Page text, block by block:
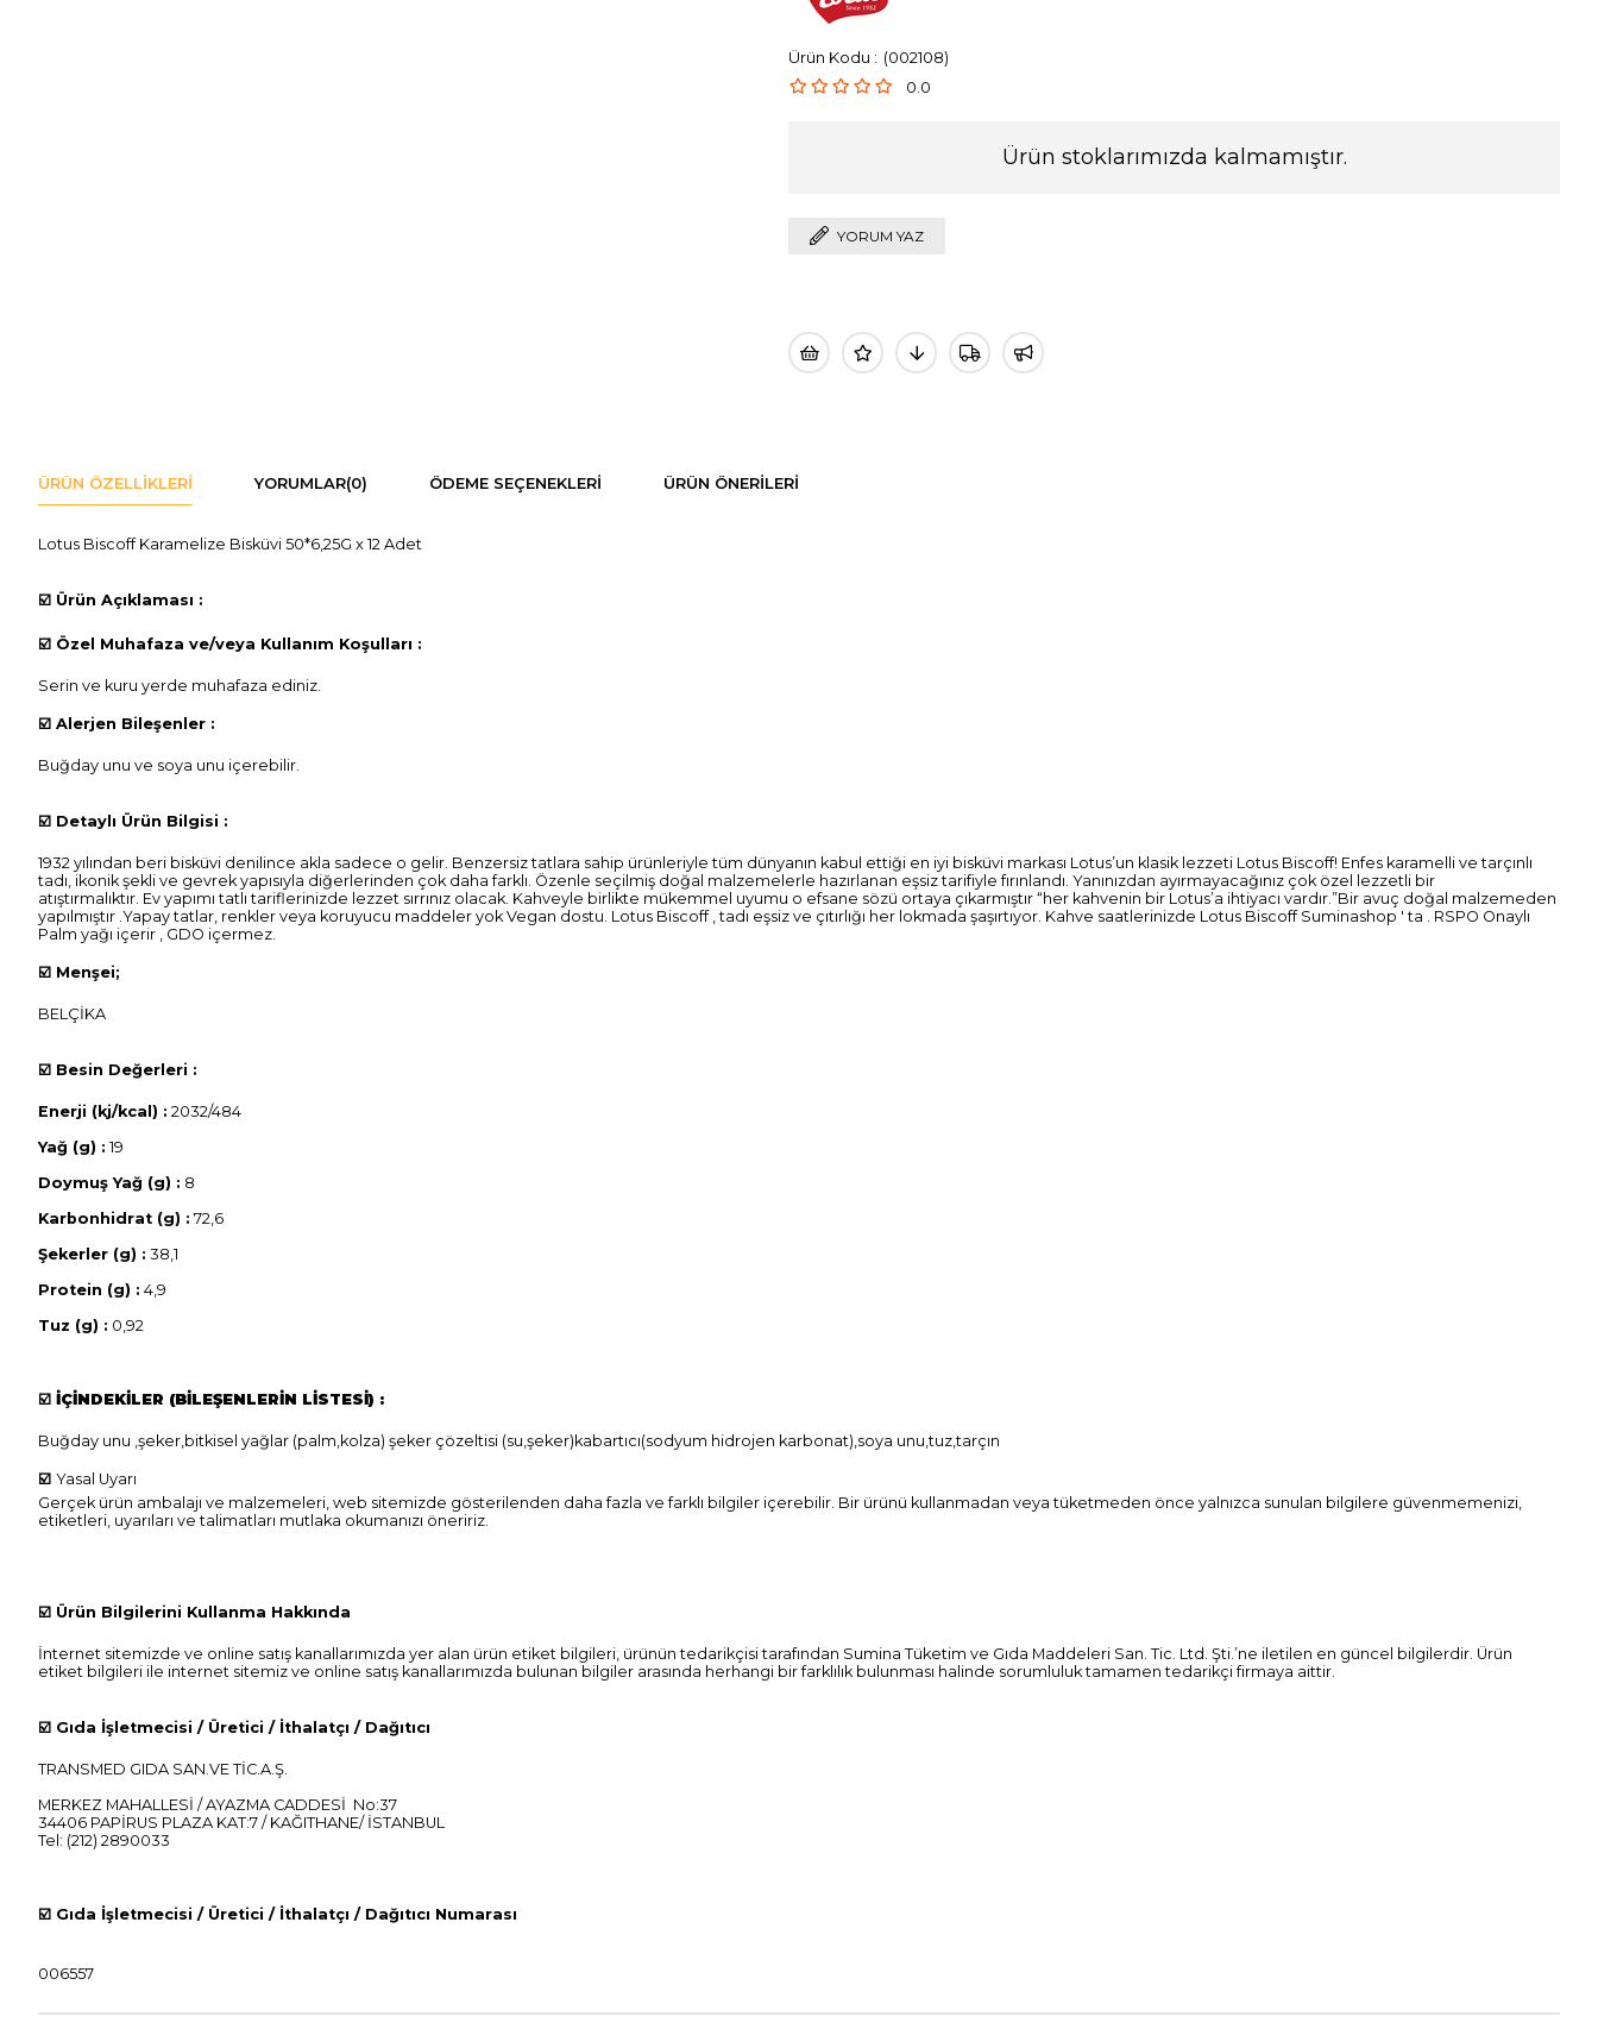
(002108)
0.0
Ürün stoklarımızda kalmamıştır.
YORUM YAZ
ÜRÜN ÖZELLIKLERI YORUMLAR(0) ÖDEME SEÇENEKLERI ÜRÜN ÖNERILERI
Lotus Biscoff Karamelize Bisküvi 50*6,25G x 12 Adet
☑️ Ürün Açıklaması :
☑️ Özel Muhafaza ve/veya Kullanım Koşulları :
Serin ve kuru yerde muhafaza ediniz.
☑️ Alerjen Bileşenler :
Buğday unu ve soya unu içerebilir.
☑️ Detaylı Ürün Bilgisi :
1932 yılından beri bisküvi denilince akla sadece o gelir. Benzersiz tatlara sahip ürünleriyle tüm dünyanın kabul ettiği en iyi bisküvi markası Lotus’un klasik lezzeti Lotus Biscoff! Enfes karamelli ve tarçınlı
tadı, ikonik şekli ve gevrek yapısıyla diğerlerinden çok daha farklı. Özenle seçilmiş doğal malzemelerle hazırlanan eşsiz tarifiyle fırınlandı. Yanınızdan ayırmayacağınız çok özel lezzetli bir
atıştırmalıktır. Ev yapımı tatlı tariflerinizde lezzet sırrınız olacak. Kahveyle birlikte mükemmel uyumu o efsane sözü ortaya çıkarmıştır “her kahvenin bir Lotus’a ihtiyacı vardır.”Bir avuç doğal malzemeden
yapılmıştır .Yapay tatlar, renkler veya koruyucu maddeler yok Vegan dostu. Lotus Biscoff , tadı eşsiz ve çıtırlığı her lokmada şaşırtıyor. Kahve saatlerinizde Lotus Biscoff Suminashop ' ta . RSPO Onaylı
Palm yağı içerir , GDO içermez.
☑️ Menşei;
BELÇİKA
☑️ Besin Değerleri :
Enerji (kj/kcal) : 2032/484
Yağ (g) : 19
Doymuş Yağ (g) : 8
Karbonhidrat (g) : 72,6
Şekerler (g) : 38,1
Protein (g) : 4,9
Tuz (g) : 0,92
☑️ İÇİNDEKİLER (BİLEŞENLERİN LİSTESİ) :
Buğday unu ,şeker,bitkisel yağlar (palm,kolza) şeker çözeltisi (su,şeker)kabartıcı(sodyum hidrojen karbonat),soya unu,tuz,tarçın
☑️ Yasal Uyarı
Gerçek ürün ambalajı ve malzemeleri, web sitemizde gösterilenden daha fazla ve farklı bilgiler içerebilir. Bir ürünü kullanmadan veya tüketmeden önce yalnızca sunulan bilgilere güvenmemenizi,
etiketleri, uyarıları ve talimatları mutlaka okumanızı öneririz.
☑️ Ürün Bilgilerini Kullanma Hakkında
İnternet sitemizde ve online satış kanallarımızda yer alan ürün etiket bilgileri, ürünün tedarikçisi tarafından Sumina Tüketim ve Gıda Maddeleri San. Tic. Ltd. Şti.’ne iletilen en güncel bilgilerdir. Ürün
etiket bilgileri ile internet sitemiz ve online satış kanallarımızda bulunan bilgiler arasında herhangi bir farklılık bulunması halinde sorumluluk tamamen tedarikçi firmaya aittir.
☑️ Gıda İşletmecisi / Üretici / İthalatçı / Dağıtıcı
TRANSMED GIDA SAN.VE TİC.A.Ş.
MERKEZ MAHALLESİ / AYAZMA CADDESİ No:37
34406 PAPİRUS PLAZA KAT:7 / KAĞITHANE/ İSTANBUL
Tel: (212) 2890033
☑️ Gıda İşletmecisi / Üretici / İthalatçı / Dağıtıcı Numarası
006557